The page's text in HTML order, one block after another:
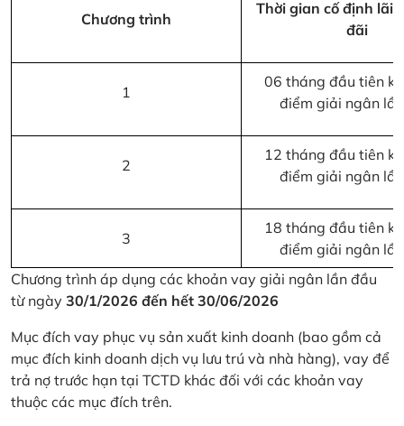
Chương trình
Thời gian cố định lãi
đãi
1
06 tháng đầu tiên
điểm giải ngân
2
12 tháng đầu tiên
điểm giải ngân
3
18 tháng đầu tiên
điểm giải ngân
Chương trình áp dụng các khoản vay giải ngân lần đầu
từ ngày 30/1/2026 đến hết 30/06/2026
Mục đích vay phục vụ sản xuất kinh doanh (bao gồm cả
mục đích kinh doanh dịch vụ lưu trú và nhà hàng), vay để
trả nợ trước hạn tại TCTD khác đối với các khoản vay
thuộc các mục đích trên.